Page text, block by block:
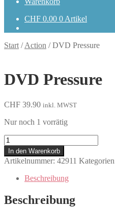
CHF 0.00 0 Artikel
Start /Action /DVD Pressure
DVD Pressure
CHF 39.90 inkl. MWST
Nur noch 1 vorrätig
Pressure
Menge
In den Warenkorb
Artikelnummer: 42911
Beschreibung
Beschreibung